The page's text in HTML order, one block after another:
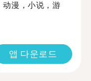
动漫，小说，游
앱 다운로드